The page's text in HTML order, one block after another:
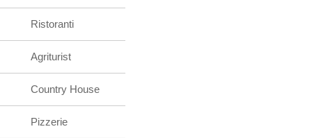
Ristoranti
Agriturist
Country House
Pizzerie